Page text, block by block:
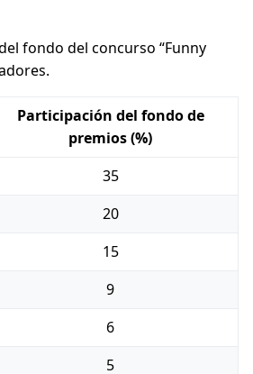
fondo del concurso “Funny
Participación del fondo de
premios (%)
35
20
15
9
6
5